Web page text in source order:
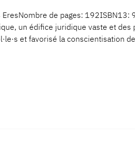
EresNombre de pages:
un édifice juridique vaste et
et favorisé la conscientisation